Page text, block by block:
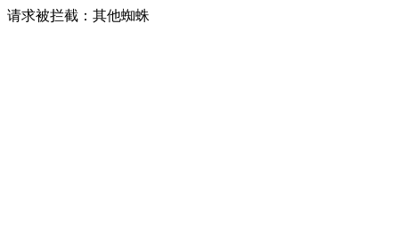
请求被拦截：其他蜘蛛